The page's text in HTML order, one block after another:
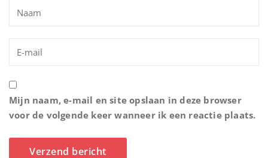
Mijn naam, e-mail en site opslaan in deze browser
voor de volgende keer wanneer ik een reactie plaats.